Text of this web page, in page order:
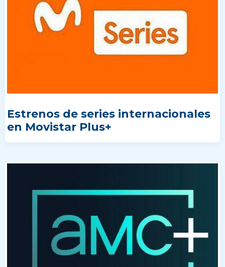
Estrenos de series internacionales
en Movistar Plus+